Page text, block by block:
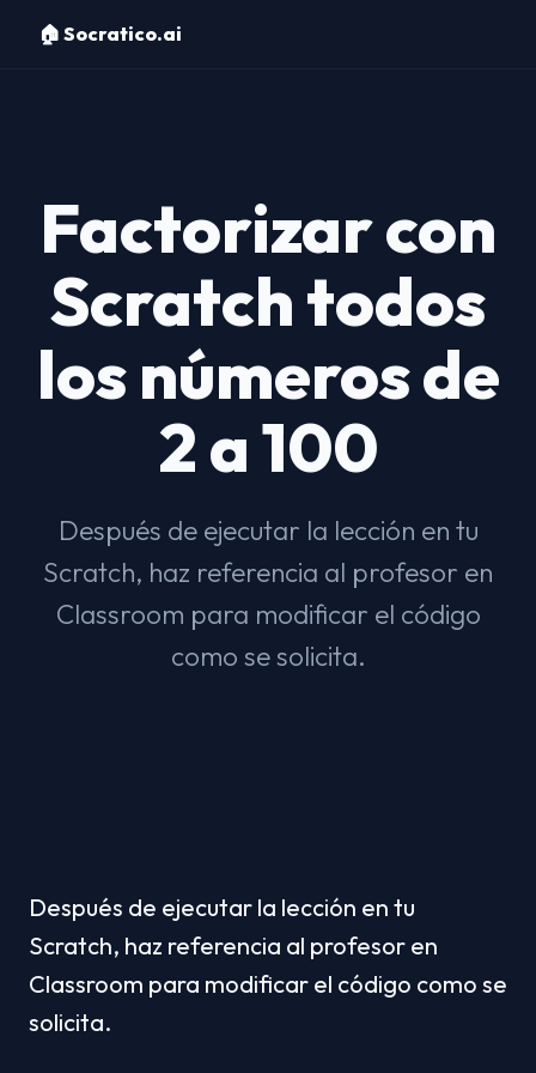
🏠 Socratico.ai
Factorizar con
Scratch todos
los números de
2 a 100
Después de ejecutar la lección en tu
Scratch, haz referencia al profesor en
Classroom para modificar el código
como se solicita.
Después de ejecutar la lección en tu
Scratch, haz referencia al profesor en
Classroom para modificar el código como se
solicita.